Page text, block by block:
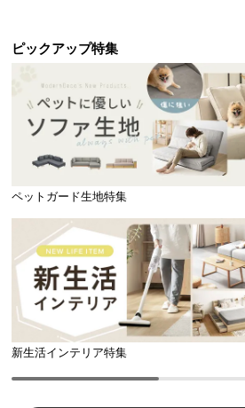
ピックアップ特集
ペットガード生地特集
新生活インテリア特集